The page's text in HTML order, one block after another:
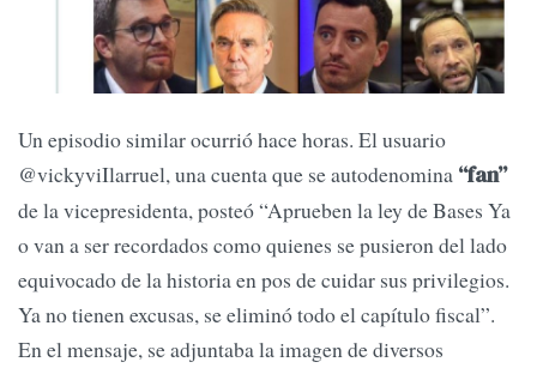
Un episodio similar ocurrió hace horas. El usuario
@vickyviIlarruel, una cuenta que se autodenomina “fan”
de la vicepresidenta, posteó “Aprueben la ley de Bases Ya
o van a ser recordados como quienes se pusieron del lado
equivocado de la historia en pos de cuidar sus privilegios.
Ya no tienen excusas, se eliminó todo el capítulo fiscal”.
En el mensaje, se adjuntaba la imagen de diversos